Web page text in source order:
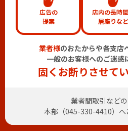
広告の
提案
店内の長時
居座りなど
業者様のおたからや各支店
一般のお客様へのご迷惑
固くお断りさせて
業者間取引など
本部（045-330-4410）へ